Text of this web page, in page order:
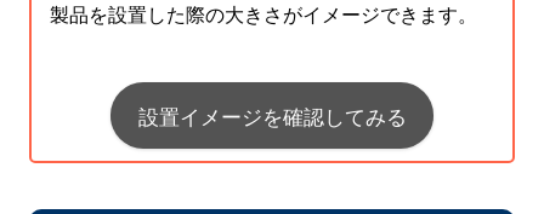
製品を設置した際の大きさがイメージできます。
設置イメージを確認してみる